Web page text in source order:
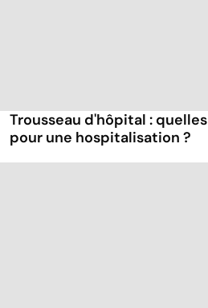
Trousseau d'hôpital :
pour une hospitalisation ?